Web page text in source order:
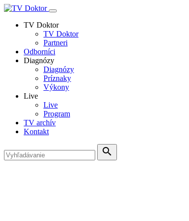
TV Doktor
TV Doktor
Partneri
Odborníci
Diagnózy
Diagnózy
Príznaky
Výkony
Live
Live
Program
TV archív
Kontakt
search